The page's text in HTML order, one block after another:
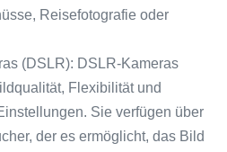
Reisefotografie oder
(DSLR): DSLR-Kameras
Flexibilität und
Sie verfügen über
der es ermöglicht, das Bild